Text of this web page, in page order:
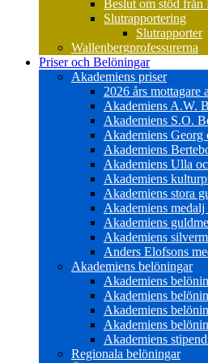
Beslut om stöd
Slutrapportering
Slutrapporter
Wallenbergprofessurerna
Priser och Belöningar
Akademiens priser
2026 års mottagare
Akademiens A.W.
Akademiens S.O.
Akademiens
Akademiens
Akademiens Ulla
Akademiens
Akademiens stora
Akademiens
Akademiens
Akademiens
Anders Elofsons
Akademiens belöningar
Akademiens
Akademiens
Akademiens
Akademiens
Akademiens
Regionala belöningar